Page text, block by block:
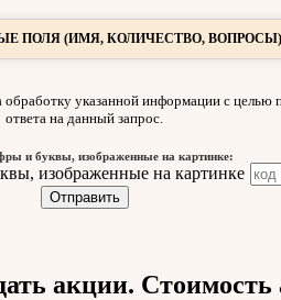
ПОЛЯ (ИМЯ, КОЛИЧЕСТВО, ВОПРОСЫ)
указанной информации с целью
ответа на данный запрос.
и буквы, изображенные на картинке:
акции.